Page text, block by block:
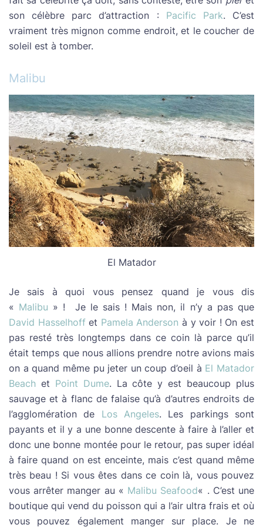
son célèbre parc d’attraction : Pacific Park. C’est
vraiment très mignon comme endroit, et le coucher de
soleil est à tomber.
Malibu
El Matador
Je sais à quoi vous pensez quand je vous dis
« Malibu » ! Je le sais ! Mais non, il n’y a pas que
David Hasselhoffet Pamela Anderson à y voir ! On est
pas resté très longtemps dans ce coin là parce qu’il
était temps que nous allions prendre notre avions mais
on a quand même pu jeter un coup d’oeil à El Matador
Beach et Point Dume. La côte y est beaucoup plus
sauvage et à flanc de falaise qu’à d’autres endroits de
l’agglomération de Los Angeles. Les parkings sont
payants et il y a une bonne descente à faire à l’aller et
donc une bonne montée pour le retour, pas super idéal
à faire quand on est enceinte, mais c’est quand même
très beau ! Si vous êtes dans ce coin là, vous pouvez
vous arrêter manger au « Malibu Seafood« . C’est une
boutique qui vend du poisson qui a l’air ultra frais et où
vous pouvez également manger sur place. Je ne